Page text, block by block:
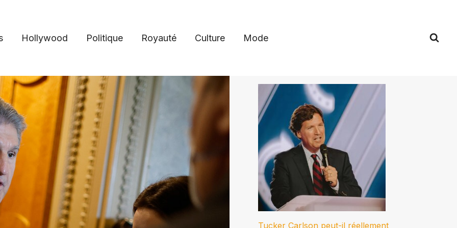
Hollywood Politique Royauté Culture Mode
Tucker Carlson peut-il réellement